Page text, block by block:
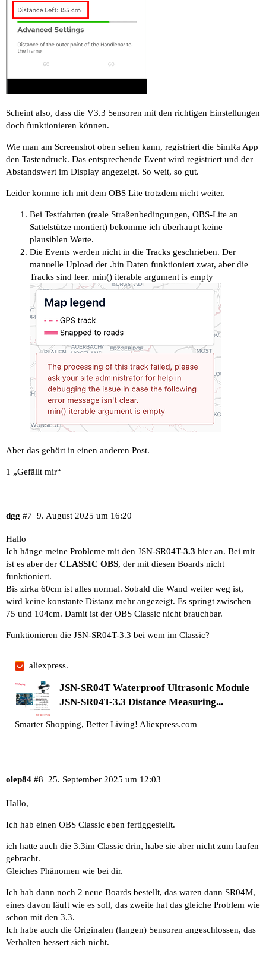
Scheint also, dass die V3.3 Sensoren mit den richtigen Einstellungen
doch funktionieren können.
Wie man am Screenshot oben sehen kann, registriert die SimRa App
den Tastendruck. Das entsprechende Event wird registriert und der
Abstandswert im Display angezeigt. So weit, so gut.
Leider komme ich mit dem OBS Lite trotzdem nicht weiter.
Bei Testfahrten (reale Straßenbedingungen, OBS-Lite an
Sattelstütze montiert) bekomme ich überhaupt keine
plausiblen Werte.
Die Events werden nicht in die Tracks geschrieben. Der
manuelle Upload der .bin Daten funktioniert zwar, aber die
Tracks sind leer. min() iterable argument is empty
Aber das gehört in einen anderen Post.
1 „Gefällt mir“
dgg 9. August 2025 um 16:20
#7
Hallo
Ich hänge meine Probleme mit den JSN-SR04T-3.3 hier an. Bei mir
ist es aber der CLASSIC OBS, der mit diesen Boards nicht
funktioniert.
Bis zirka 60cm ist alles normal. Sobald die Wand weiter weg ist,
wird keine konstante Distanz mehr angezeigt. Es springt zwischen
75 und 104cm. Damit ist der OBS Classic nicht brauchbar.
Funktionieren die JSN-SR04T-3.3 bei wem im Classic?
aliexpress.
JSN-SR04T Waterproof Ultrasonic Module
JSN-SR04T-3.3 Distance Measuring...
Smarter Shopping, Better Living! Aliexpress.com
olep84 25. September 2025 um 12:03
#8
Hallo,
Ich hab einen OBS Classic eben fertiggestellt.
ich hatte auch die 3.3im Classic drin, habe sie aber nicht zum laufen
gebracht.
Gleiches Phänomen wie bei dir.
Ich hab dann noch 2 neue Boards bestellt, das waren dann SR04M,
eines davon läuft wie es soll, das zweite hat das gleiche Problem wie
schon mit den 3.3.
Ich habe auch die Originalen (langen) Sensoren angeschlossen, das
Verhalten bessert sich nicht.